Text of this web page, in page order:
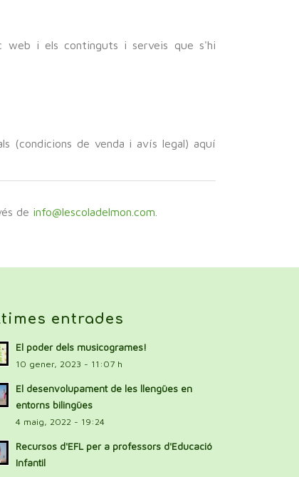
web i els continguts i serveis que s'hi
(condicions de venda i avís legal) aquí
de info@lescoladelmon.com
entrades
El poder dels musicogrames!
10 gener, 2023 - 11:07 h
El desenvolupament de les llengües en
entorns bilingües
4 maig, 2022 - 19:24
Recursos d'EFL per a professors d'Educació
Infantil